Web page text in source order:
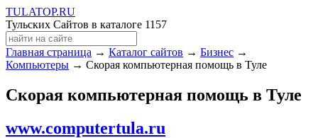
TULATOP.RU
Тульских Сайтов в каталоге 1157
Главная страница → Каталог сайтов → Бизнес →
Компьютеры → Скорая компьютерная помощь в Туле
Скорая компьютерная помощь в Туле
www.computertula.ru